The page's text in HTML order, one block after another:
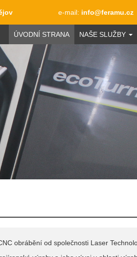
e-mail: info@feramu.cz
ÚVODNÍ STRANA NAŠE SLUŽBY
obrábění od společnosti Laser